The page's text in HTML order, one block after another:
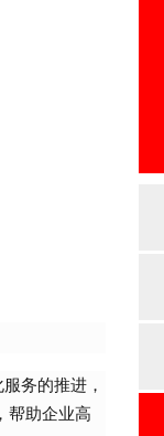
务的推进，
帮助企业高